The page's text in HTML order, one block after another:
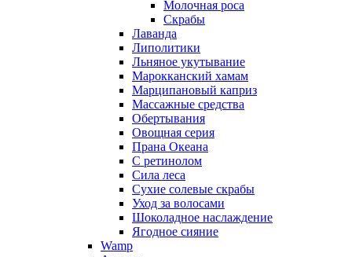
Молочная роса
Скрабы
Лаванда
Липолитики
Льняное укутывание
Марокканский хамам
Марципановый каприз
Массажные средства
Обертывания
Овощная серия
Прана Океана
С ретинолом
Сила леса
Сухие солевые скрабы
Уход за волосами
Шоколадное наслаждение
Ягодное сияние
Wamp